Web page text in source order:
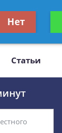
Получите
Статьи
Нет